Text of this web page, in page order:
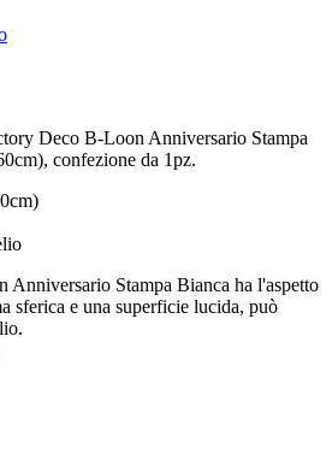
Deco B-Loon Anniversario Stampa
confezione da 1pz.
Stampa Bianca ha l'aspetto
sferica e una superficie lucida, può